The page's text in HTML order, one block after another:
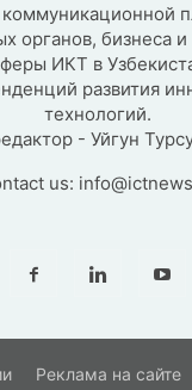
органов, бизнеса
ИКТ в
развития
технологий.
- Уйгун
us:
Реклама на сайте